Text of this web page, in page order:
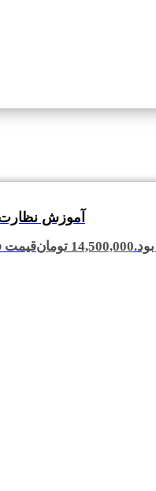
آموزش نظارت
14,500,000 تومانقیمت فعلی: